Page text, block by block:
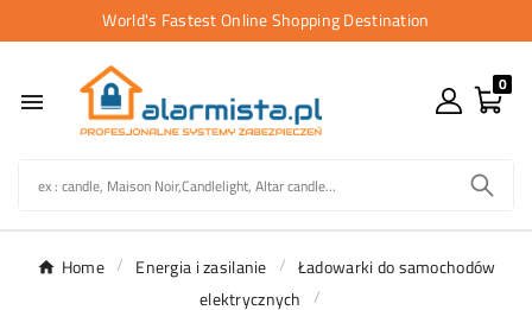
World's Fastest Online Shopping Destination

0
Home Energia i zasilanie
Ładowarki do samochodów
elektrycznych